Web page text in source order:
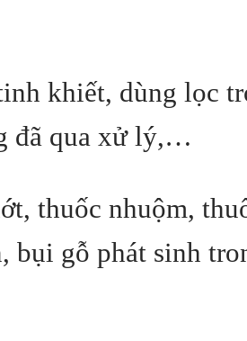
khiết, dùng lọc
đã qua xử lý,…
thuốc nhuộm,
gỗ phát sinh